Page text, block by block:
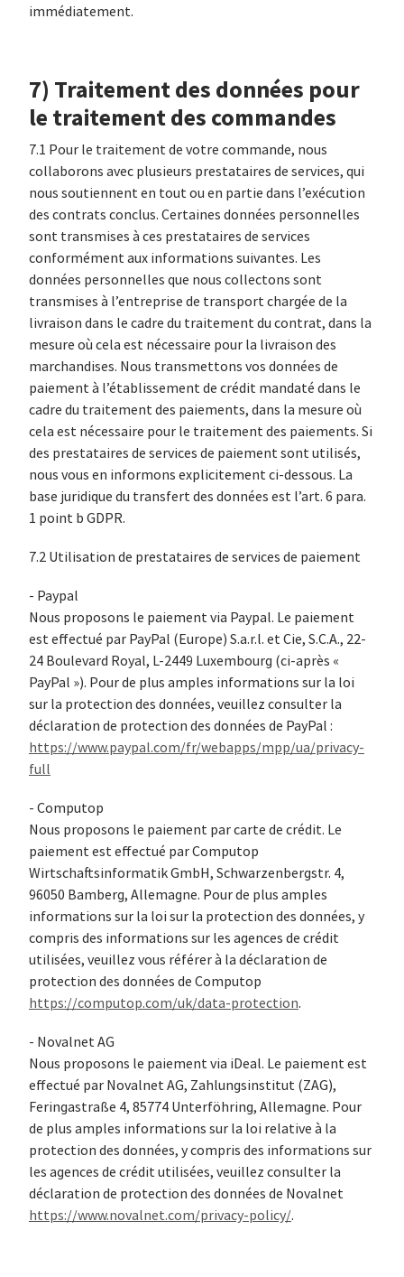
immédiatement.
7) Traitement des données pour
le traitement des commandes
7.1 Pour le traitement de votre commande, nous
collaborons avec plusieurs prestataires de services, qui
nous soutiennent en tout ou en partie dans l’exécution
des contrats conclus. Certaines données personnelles
sont transmises à ces prestataires de services
conformément aux informations suivantes. Les
données personnelles que nous collectons sont
transmises à l’entreprise de transport chargée de la
livraison dans le cadre du traitement du contrat, dans la
mesure où cela est nécessaire pour la livraison des
marchandises. Nous transmettons vos données de
paiement à l’établissement de crédit mandaté dans le
cadre du traitement des paiements, dans la mesure où
cela est nécessaire pour le traitement des paiements. Si
des prestataires de services de paiement sont utilisés,
nous vous en informons explicitement ci-dessous. La
base juridique du transfert des données est l’art. 6 para.
1 point b GDPR.
7.2 Utilisation de prestataires de services de paiement
- Paypal
Nous proposons le paiement via Paypal. Le paiement
est effectué par PayPal (Europe) S.a.r.l. et Cie, S.C.A., 22-
24 Boulevard Royal, L-2449 Luxembourg (ci-après «
PayPal »). Pour de plus amples informations sur la loi
sur la protection des données, veuillez consulter la
déclaration de protection des données de PayPal :
https://www.paypal.com/fr/webapps/mpp/ua/privacy-
full
- Computop
Nous proposons le paiement par carte de crédit. Le
paiement est effectué par Computop
Wirtschaftsinformatik GmbH, Schwarzenbergstr. 4,
96050 Bamberg, Allemagne. Pour de plus amples
informations sur la loi sur la protection des données, y
compris des informations sur les agences de crédit
utilisées, veuillez vous référer à la déclaration de
protection des données de Computop
https://computop.com/uk/data-protection.
- Novalnet AG
Nous proposons le paiement via iDeal. Le paiement est
effectué par Novalnet AG, Zahlungsinstitut (ZAG),
Feringastraße 4, 85774 Unterföhring, Allemagne. Pour
de plus amples informations sur la loi relative à la
protection des données, y compris des informations sur
les agences de crédit utilisées, veuillez consulter la
déclaration de protection des données de Novalnet
https://www.novalnet.com/privacy-policy/.